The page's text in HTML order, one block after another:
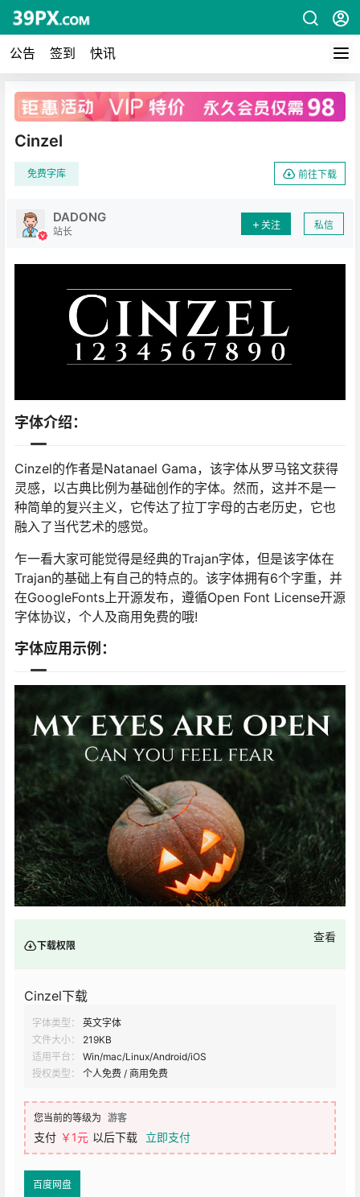
公告 签到 快讯
广告
Cinzel
免费字库 前往下载
DADONG
站长
关注 私信
字体介绍：
Cinzel的作者是Natanael Gama，该字体从罗马铭文获得
灵感，以古典比例为基础创作的字体。然而，这并不是一
种简单的复兴主义，它传达了拉丁字母的古老历史，它也
融入了当代艺术的感觉。
乍一看大家可能觉得是经典的Trajan字体，但是该字体在
Trajan的基础上有自己的特点的。该字体拥有6个字重，并
在GoogleFonts上开源发布，遵循Open Font License开源
字体协议，个人及商用免费的哦!
字体应用示例：
下载权限
查看
Cinzel下载
字体类型：
英文字体
文件大小：
219KB
适用平台：
Win/mac/Linux/Android/iOS
授权类型：
个人免费 / 商用免费
您当前的等级为 游客
支付 ￥1元 以后下载 立即支付
百度网盘